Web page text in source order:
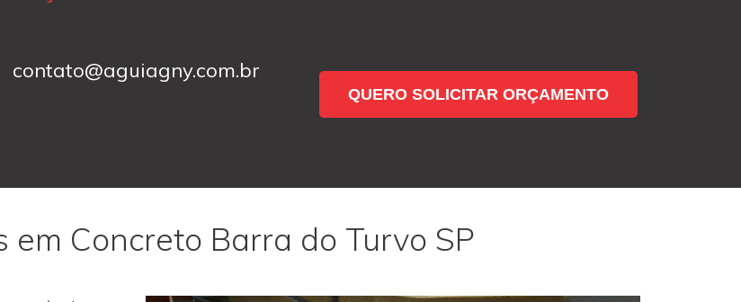
contato@aguiagny.com.br
QUERO SOLICITAR ORÇAMENTO
em Concreto Barra do Turvo SP